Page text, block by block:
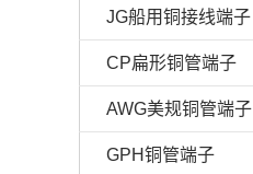
JG船用铜接线端子
CP扁形铜管端子
AWG美规铜管端子
GPH铜管端子